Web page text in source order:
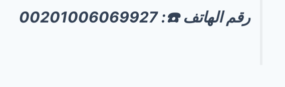
رقم الهاتف ☎️: 00201006069927